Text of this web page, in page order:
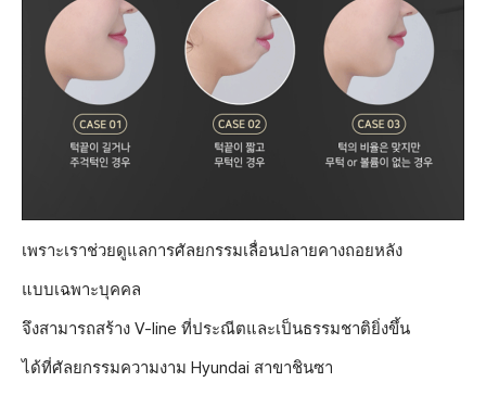
เพราะเราช่วยดูแลการศัลยกรรมเลื่อนปลายคางถอยหลัง
แบบเฉพาะบุคคล
จึงสามารถสร้าง V-line ที่ประณีตและเป็นธรรมชาติยิ่งขึ้น
ได้ที่ศัลยกรรมความงาม Hyundai สาขาชินซา